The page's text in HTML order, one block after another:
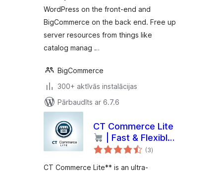
WordPress on the front-end and
BigCommerce on the back end. Free up
server resources from things like
catalog manag …
BigCommerce
300+ aktīvās instalācijas
Pārbaudīts ar 6.7.6
CT Commerce Lite
| Fast & Flexible
WordPress
(3vērtējumu
kopsumma
)
CT Commerce Lite** is an ultra-